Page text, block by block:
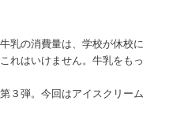
乳の消費量は、学校が休校に
れはいけません。牛乳をもっ
３弾。今回はアイスクリーム